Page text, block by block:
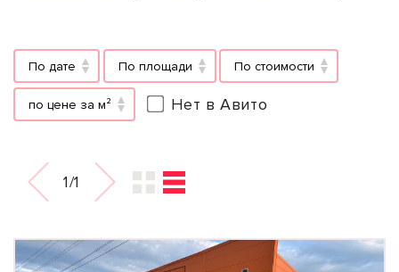
По дате По площади По стоимости
по цене за м² Нет в Авито
1/1